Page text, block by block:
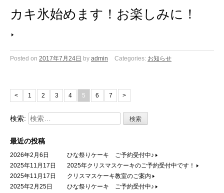
カキ氷始めます！お楽しみに！
Posted on 2017年7月24日 by admin Categories: お知らせ
< 1 2 3 4 5 6 7 >
検索:
最近の投稿
2026年2月6日
ひな祭りケーキ ご予約受付中♪
2025年11月17日
2025年クリスマスケーキのご予約受付中です！
2025年11月17日
クリスマスケーキ教室のご案内
2025年2月25日
ひな祭りケーキ ご予約受付中♪